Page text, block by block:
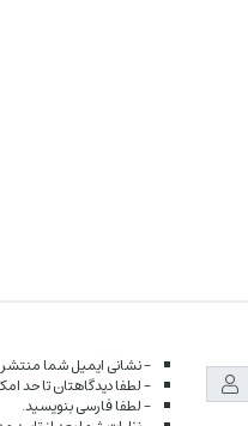
- نشانی ایمیل شما
- لطفا دیدگاهتان تا حد
- لطفا فارسی بنویسید.